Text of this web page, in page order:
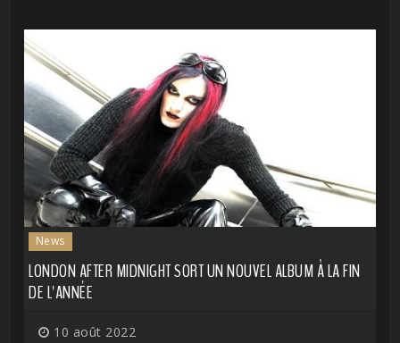
News
LONDON AFTER MIDNIGHT SORT UN NOUVEL ALBUM À LA FIN
DE L'ANNÉE
10 août 2022